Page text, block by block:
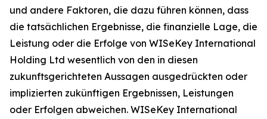
und andere Faktoren, die dazu führen können, dass
die tatsächlichen Ergebnisse, die finanzielle Lage, die
Leistung oder die Erfolge von WISeKey International
Holding Ltd wesentlich von den in diesen
zukunftsgerichteten Aussagen ausgedrückten oder
implizierten zukünftigen Ergebnissen, Leistungen
oder Erfolgen abweichen. WISeKey International